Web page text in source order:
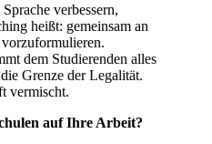
verbessern,
heißt: gemeinsam an
dem Studierenden alles
Grenze der Legalität.
vermischt.
auf Ihre Arbeit?